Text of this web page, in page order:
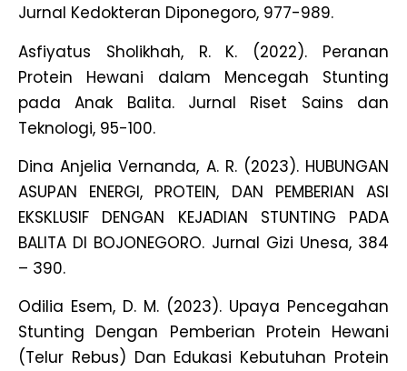
Jurnal Kedokteran Diponegoro, 977-989.
Asfiyatus Sholikhah, R. K. (2022). Peranan
Protein Hewani dalam Mencegah Stunting
pada Anak Balita. Jurnal Riset Sains dan
Teknologi, 95-100.
Dina Anjelia Vernanda, A. R. (2023). HUBUNGAN
ASUPAN ENERGI, PROTEIN, DAN PEMBERIAN ASI
EKSKLUSIF DENGAN KEJADIAN STUNTING PADA
BALITA DI BOJONEGORO. Jurnal Gizi Unesa, 384
– 390.
Odilia Esem, D. M. (2023). Upaya Pencegahan
Stunting Dengan Pemberian Protein Hewani
(Telur Rebus) Dan Edukasi Kebutuhan Protein